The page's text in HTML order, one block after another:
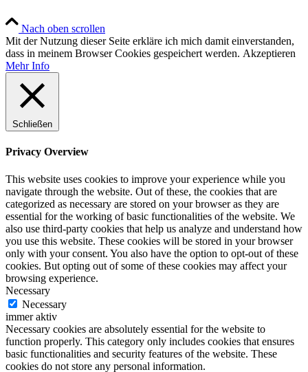
Nach oben scrollen
Mit der Nutzung dieser Seite erkläre ich mich damit einverstanden,
dass in meinem Browser Cookies gespeichert werden. Akzeptieren
Mehr Info
Schließen
Privacy Overview
This website uses cookies to improve your experience while you
navigate through the website. Out of these, the cookies that are
categorized as necessary are stored on your browser as they are
essential for the working of basic functionalities of the website. We
also use third-party cookies that help us analyze and understand how
you use this website. These cookies will be stored in your browser
only with your consent. You also have the option to opt-out of these
cookies. But opting out of some of these cookies may affect your
browsing experience.
Necessary
Necessary
immer aktiv
Necessary cookies are absolutely essential for the website to
function properly. This category only includes cookies that ensures
basic functionalities and security features of the website. These
cookies do not store any personal information.